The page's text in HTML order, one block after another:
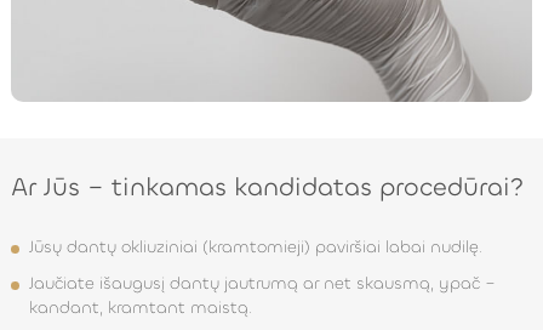
Ar Jūs – tinkamas kandidatas procedūrai?
Jūsų dantų okliuziniai (kramtomieji) paviršiai labai nudilę.
Jaučiate išaugusį dantų jautrumą ar net skausmą, ypač –
kandant, kramtant maistą.